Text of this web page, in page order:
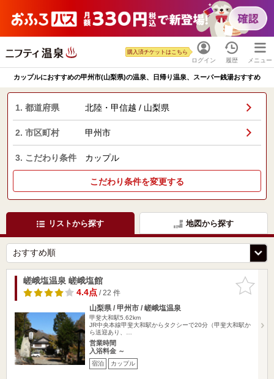
ログイン
購入済チケットはこちら
履歴 メニュー
カップルにおすすめの甲州市(山梨県)の温泉、日帰り温泉、スーパー銭湯おすすめ
1. 都道府県 北陸・甲信越 / 山梨県
2. 市区町村 甲州市
3. こだわり条件 カップル
こだわり条件を変更する
リストから探す 地図から探す
お気に入
りに追加
嵯峨塩温泉 嵯峨塩館
4.4点/ 22 件
山梨県 / 甲州市 / 嵯峨塩温泉
甲斐大和駅5.62km
JR中央本線甲斐大和駅からタクシーで20分（甲斐大和駅か
ら送迎あり、…
営業時間
入浴料金 ～
宿泊 カップル